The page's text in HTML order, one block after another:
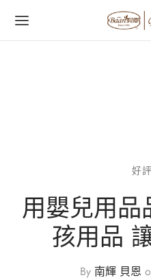
好
用嬰兒用品
孩用品
By 南輝 貝恩